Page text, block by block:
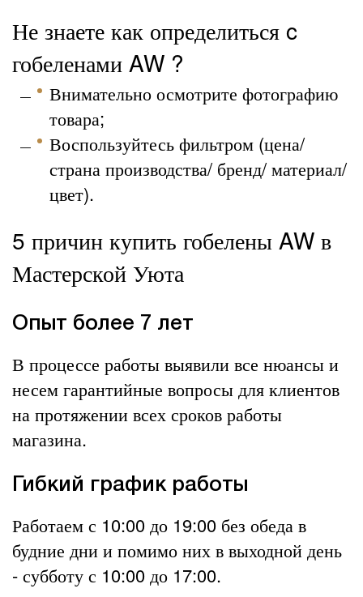
Не знаете как определиться c
гобеленами AW ?
Внимательно осмотрите фотографию
товара;
Воспользуйтесь фильтром (цена/
страна производства/ бренд/ материал/
цвет).
5 причин купить гобелены AW в
Мастерской Уюта
Опыт более 7 лет
В процессе работы выявили все нюансы и
несем гарантийные вопросы для клиентов
на протяжении всех сроков работы
магазина.
Гибкий график работы
Работаем с 10:00 до 19:00 без обеда в
будние дни и помимо них в выходной день
- субботу с 10:00 до 17:00.